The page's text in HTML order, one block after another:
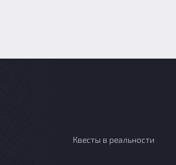
Квесты в реальности